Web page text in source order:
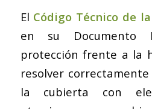
El Código Técnico de
en su Documento
protección frente a la
resolver correctamente
la cubierta con